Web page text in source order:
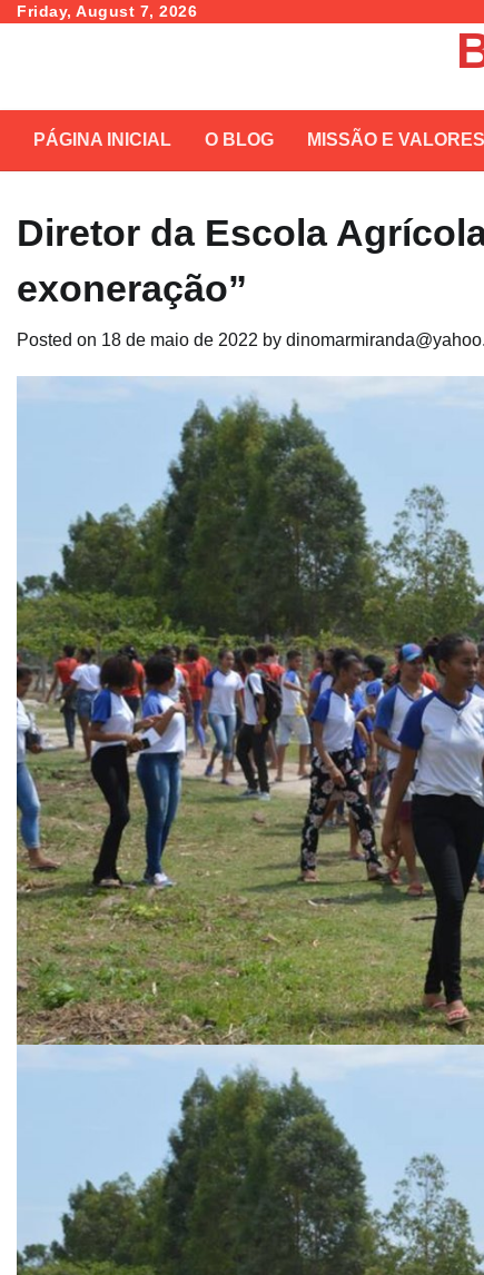
SkipFriday, August 7, 2026
PÁGINA INICIAL O BLOG MISSÃO E VALORES
Diretor da Escola
exoneração”
Posted on 18 de maio de 2022 by